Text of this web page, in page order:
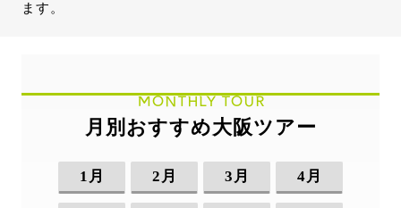
ます。
MONTHLY TOUR
月別おすすめ大阪ツアー
1月 2月 3月 4月